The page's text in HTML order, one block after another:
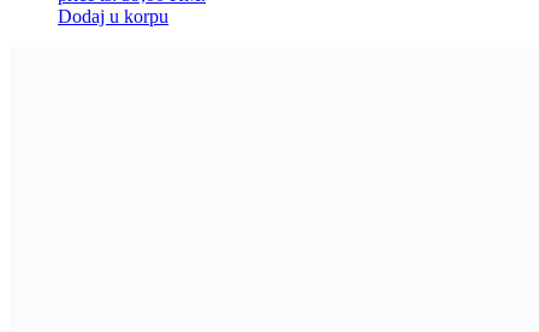
Dodaj u korpu